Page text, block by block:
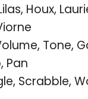
Houx,
Tone,
Pan
Scrabble,